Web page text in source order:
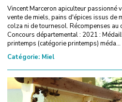
Vincent Marceron apiculteur passionné
vente de miels, pains d'épices issus de
colza ni de tournesol. Récompenses au
Concours départemental : 2021 :
printemps (catégorie printemps) méda...
Catégorie: Miel